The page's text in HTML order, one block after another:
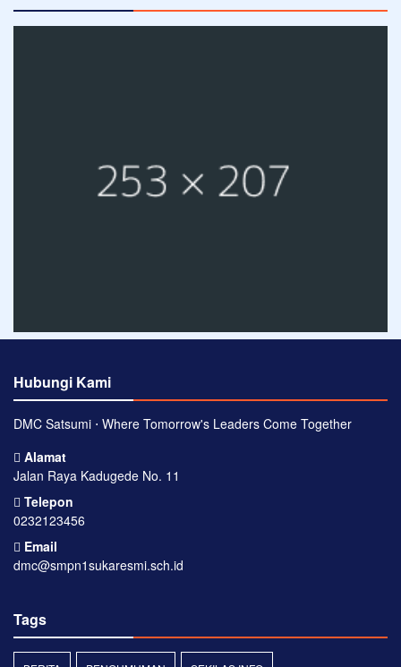
Hubungi Kami
DMC Satsumi ⋅ Where Tomorrow's Leaders Come Together
Alamat
Jalan Raya Kadugede No. 11
Telepon
0232123456
Email
dmc@smpn1sukaresmi.sch.id
Tags